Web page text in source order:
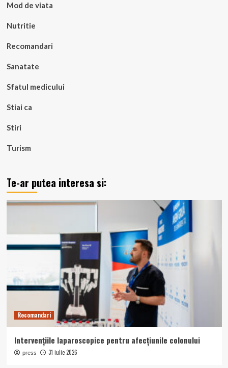
Mod de viata
Nutritie
Recomandari
Sanatate
Sfatul medicului
Stiai ca
Stiri
Turism
Te-ar putea interesa si:
Recomandari
Intervențiile laparoscopice pentru afecțiunile colonului
press 31 iulie 2026